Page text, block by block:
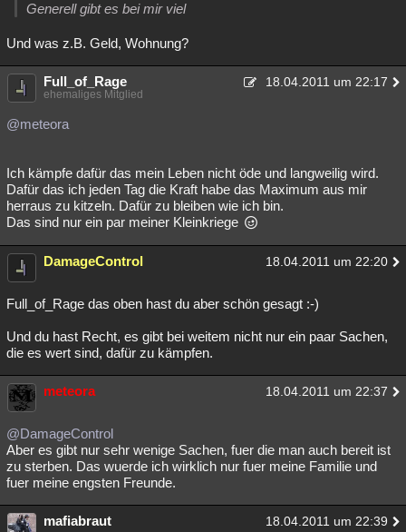
Generell gibt es bei mir viel
Und was z.B. Geld, Wohnung?
Full_of_Rage 18.04.2011 um 22:17
ehemaliges Mitglied
@meteora
Ich kämpfe dafür das mein Leben nicht öde und langweilig wird.
Dafür das ich jeden Tag die Kraft habe das Maximum aus mir
herraus zu kitzeln. Dafür zu bleiben wie ich bin.
Das sind nur ein par meiner Kleinkriege
DamageControl 18.04.2011 um 22:20
Full_of_Rage das oben hast du aber schön gesagt :-)
Und du hast Recht, es gibt bei weitem nicht nur ein paar Sachen,
die es wert sind, dafür zu kämpfen.
meteora 18.04.2011 um 22:37
@DamageControl
Aber es gibt nur sehr wenige Sachen, fuer die man auch bereit ist
zu sterben. Das wuerde ich wirklich nur fuer meine Familie und
fuer meine engsten Freunde.
mafiabraut 18.04.2011 um 22:39